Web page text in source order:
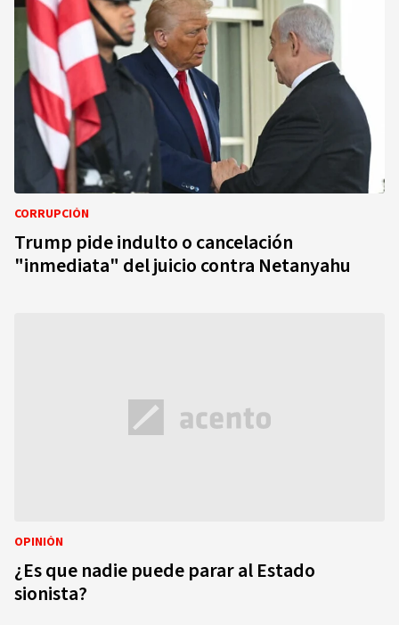
CORRUPCIÓN
Trump pide indulto o cancelación
"inmediata" del juicio contra Netanyahu
OPINIÓN
¿Es que nadie puede parar al Estado
sionista?